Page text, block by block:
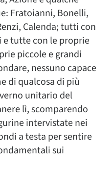
Fratoianni, Bonelli,
Calenda; tutti con
tutte con le proprie
piccole e grandi
nessuno capace
di qualcosa di più
unitario del
lì, scomparendo
intervistate nei
a testa per sentire
sui